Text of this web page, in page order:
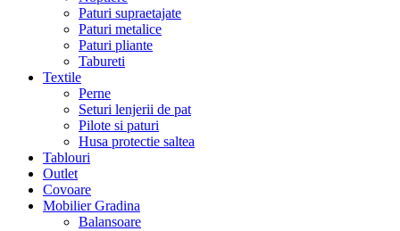
Paturi supraetajate
Paturi metalice
Paturi pliante
Tabureti
Textile
Perne
Seturi lenjerii de pat
Pilote si paturi
Husa protectie saltea
Tablouri
Outlet
Covoare
Mobilier Gradina
Balansoare